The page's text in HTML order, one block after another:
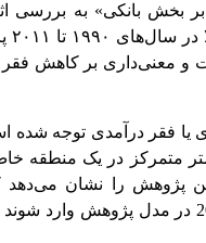
بر بخش بانکی» به
بر کاهش فقر
فقر درآمدی توجه شده
متمرکز در یک منطقه
پژوهش را نشان می‌دهد
به‌طوری‌که سعی شده در آن تمامی کشورهای جهان در بازه